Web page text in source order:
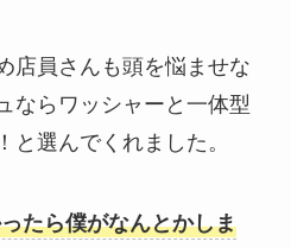
店員さんも頭を悩ませな
ならワッシャーと一体型
と選んでくれました。
たら僕がなんとかしま